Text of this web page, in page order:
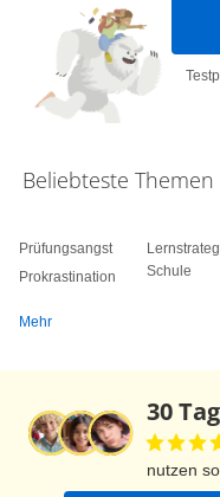
Beliebteste
Prüfungsangst
Prokrastination
Schule
Mehr
30
nutzen